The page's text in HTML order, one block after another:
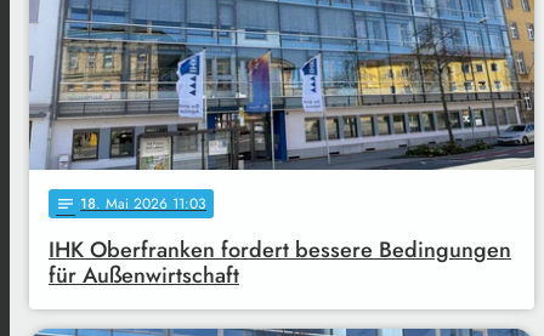
notes 18. Mai 2026 11:03
IHK Oberfranken fordert bessere Bedingungen
für Außenwirtschaft